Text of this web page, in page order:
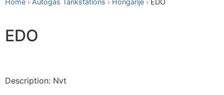
Home Autogas Tankstations Hongarije EDO
EDO
Description: Nvt